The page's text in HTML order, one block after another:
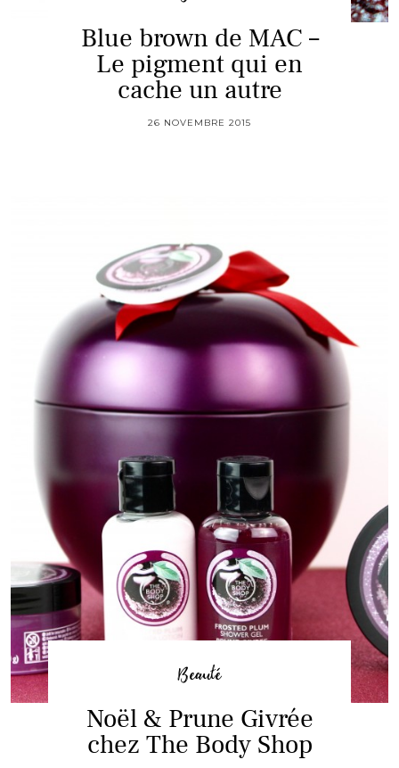
Blue brown de MAC –
Le pigment qui en
cache un autre
26 NOVEMBRE 2015
Beauté
Noël & Prune Givrée
chez The Body Shop